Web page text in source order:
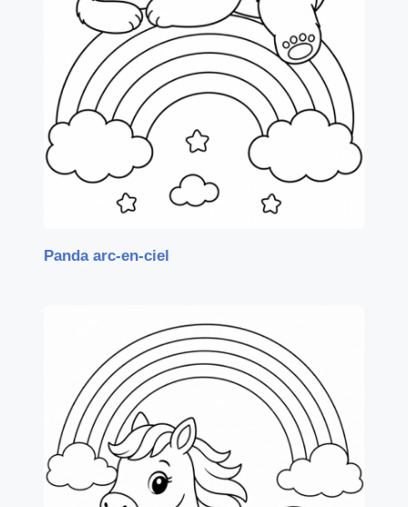
Panda arc-en-ciel